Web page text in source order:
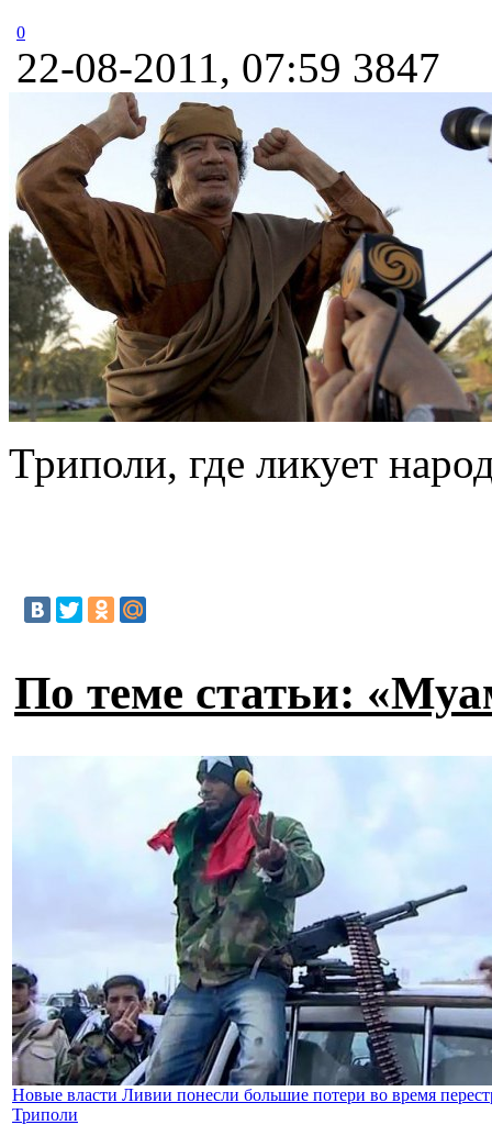
0
22-08-2011, 07:59 3847
Триполи, где ликует
По теме статьи:
Новые власти Ливии понесли большие потери во время
Триполи